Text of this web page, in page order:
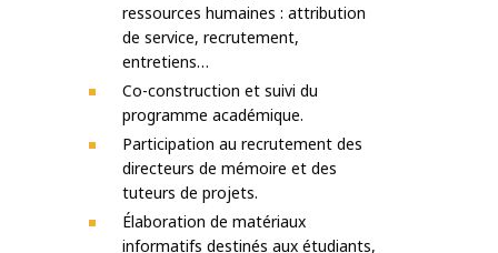
ressources humaines : attribution
de service, recrutement,
entretiens…
Co-construction et suivi du
programme académique.
Participation au recrutement des
directeurs de mémoire et des
tuteurs de projets.
Élaboration de matériaux
informatifs destinés aux étudiants,